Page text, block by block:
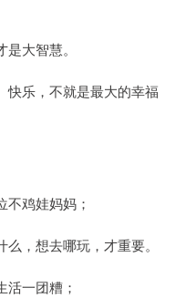
大智慧。
快乐，不就是最大的幸福
鸡娃妈妈；
，想去哪玩，才重要。
一团糟；